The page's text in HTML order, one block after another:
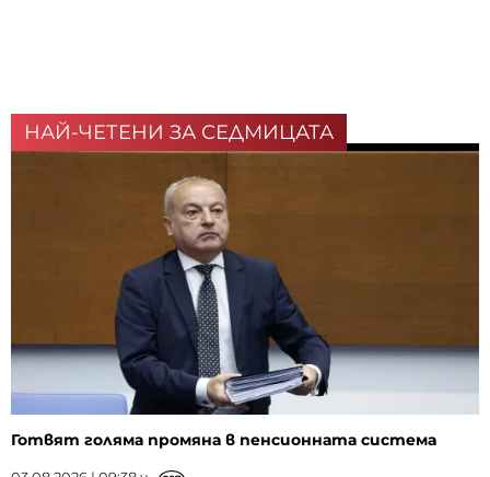
НАЙ-ЧЕТЕНИ ЗА СЕДМИЦАТА
Готвят голяма промяна в пенсионната система